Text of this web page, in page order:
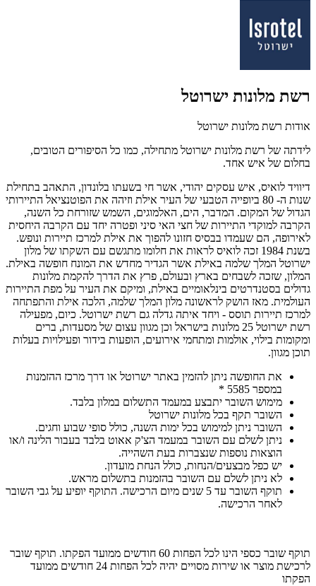
רשת מלונות ישרוטל
אודות רשת מלונות ישרוטל
לידתה של רשת מלונות ישרוטל מתחילה, כמו כל הסיפורים הטובים,
בחלום של איש אחד.
דיוויד לואיס, איש עסקים יהודי, אשר חי בשעתו בלונדון, התאהב בתחילת
שנות ה- 80 ביופייה הטבעי של העיר אילת וזיהה את הפוטנציאל התיירותי
הגדול של המקום. המדבר, הים, האלמוגים, השמש שזורחת כל השנה,
הקרבה למוקדי התיירות של חצי האי סיני ופטרה יחד עם הקרבה היחסית
לאירופה, הם שעמדו בבסיס חזונו להפוך את אילת למרכז תיירות ונופש.
בשנת 1984 זכה לואיס לראות את חלומו מתגשם עם השקתו של מלון
ישרוטל המלך שלמה באילת אשר הגדיר מחדש את המונח חופשה באילת.
המלון, שזכה לשבחים בארץ ובעולם, פרץ את הדרך להקמת מלונות
גדולים בסטנדרטים בינלאומיים באילת, ומיקם את העיר על מפת התיירות
העולמית. מאז הושק לראשונה מלון המלך שלמה, הלכה אילת והתפתחה
למרכז תיירות תוסס - ויחד איתה גדלה גם רשת ישרוטל. כיום, מפעילה
רשת ישרוטל 25 מלונות בישראל וכן מגוון עצום של מסעדות, ברים
ומקומות בילוי, אולמות ומתחמי אירועים, הופעות בידור ופעילויות בעלות
תוכן מגוון.
את החופשה ניתן להזמין באתר ישרוטל או דרך מרכז ההזמנות
במספר 5585 *
מימוש השובר יתבצע במעמד התשלום במלון בלבד.
השובר תקף בכל מלונות ישרוטל
השובר ניתן למימוש בכל ימות השנה, כולל סופי שבוע וחגים.
ניתן לשלם עם השובר במעמד הצ'ק אאוט בלבד בעבור הלינה ו/או
הוצאות נוספות שנצברות בעת השהייה.
יש כפל מבצעים/הנחות, כולל הנחת מועדון.
לא ניתן לשלם עם השובר בהזמנות בתשלום מראש.
תוקף השובר עד 5 שנים מיום הרכישה. התוקף יופיע על גבי השובר
לאחר הרכישה.
תוקף שובר כספי הינו לכל הפחות 60 חודשים ממועד הפקתו. תוקף שובר
לרכישת מוצר או שירות מסויים יהיה לכל הפחות 24 חודשים ממועד
הפקתו